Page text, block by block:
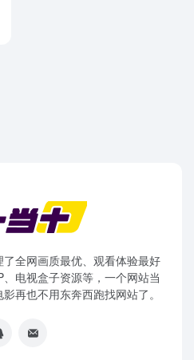
全网画质最优、观看体验最好
电视盒子资源等，一个网站当
再也不用东奔西跑找网站了。